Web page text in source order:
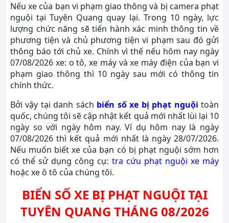
Nếu xe của bạn vi phạm giao thông và bị camera phạt
nguội tại Tuyên Quang quay lại. Trong 10 ngày, lực
lượng chức năng sẽ tiến hành xác minh thông tin về
phương tiện và chủ phương tiện vi phạm sau đó gửi
thông báo tới chủ xe. Chính vì thế nếu hôm nay ngày
07/08/2026 xe: o tô, xe máy và xe máy điện của bạn vi
phạm giao thông thì 10 ngày sau mới có thông tin
chính thức.
Bởi vậy tại danh sách biển số xe bị phạt nguội toàn
quốc, chúng tôi sẽ cập nhật kết quả mới nhất lùi lại 10
ngày so với ngày hôm nay. Ví dụ hôm nay là ngày
07/08/2026 thì kết quả mới nhất là ngày 28/07/2026.
Nếu muốn biết xe của bạn có bị phạt nguội sớm hơn
có thể sử dụng công cụ: tra cứu phạt nguội xe máy
hoặc xe ô tô của chúng tôi.
BIỂN SỐ XE BỊ PHẠT NGUỘI TẠI
TUYÊN QUANG THÁNG 08/2026